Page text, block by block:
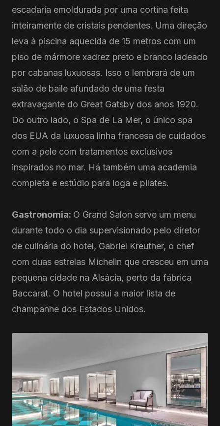
escadaria emoldurada por uma cortina feita
inteiramente de cristais pendentes. Uma direção
leva à piscina aquecida de 15 metros com um
piso de mármore xadrez preto e branco ladeado
por cabanas luxuosas. Isso o lembrará de um
salão de baile afundado de uma festa
extravagante do Great Gatsby dos anos 1920.
Do outro lado, o Spa de La Mer, o único spa
dos EUA da luxuosa linha francesa de cuidados
com a pele com tratamentos exclusivos
inspirados no mar. Há também uma academia
completa e estúdio para ioga e pilates.
Gastronomia: O Grand Salon serve um menu
durante todo o dia supervisionado pelo diretor
de culinária do hotel, Gabriel Kreuther, o chef
com duas estrelas Michelin que cresceu em uma
pequena cidade na Alsácia, perto da fábrica
Baccarat. O hotel possui a maior lista de
champanhe dos Estados Unidos.